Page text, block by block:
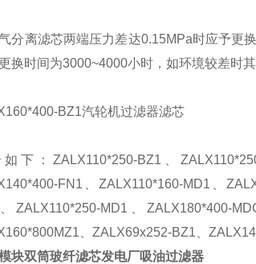
分离滤芯两端压力差达0.15MPa时应予更
换时间为3000~4000小时，如环境较差时
BZ1汽轮机过滤器滤芯
下： ZALX110*250-BZ1
FN1
ZALX110*160-MD1
ZALX110*250-MD1 ZALX180*400-
ZALX69x252-BZ1
块双筒玻纤滤芯发电厂吸油过滤器